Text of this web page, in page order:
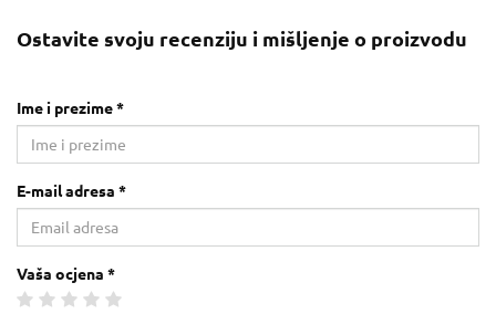
Ostavite svoju recenziju i mišljenje o proizvodu
Ime i prezime *
E-mail adresa *
Vaša ocjena *